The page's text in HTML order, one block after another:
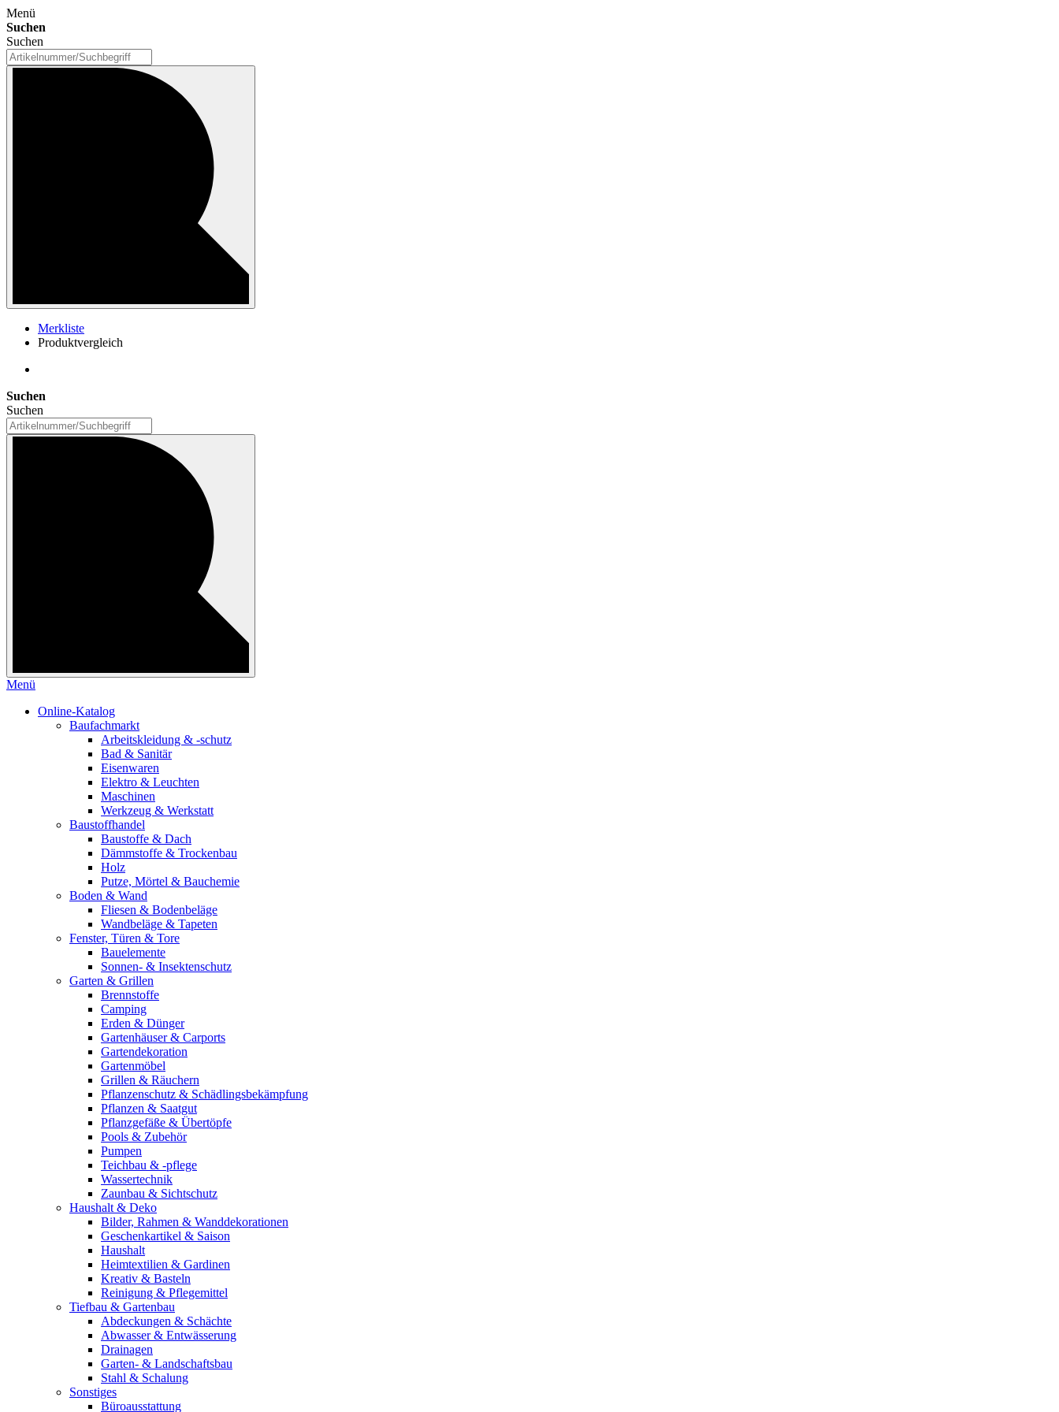
Menü
Suchen
Suchen
Merkliste
Produktvergleich
Suchen
Suchen
Menü
Online-Katalog
Baufachmarkt
Arbeitskleidung & -schutz
Bad & Sanitär
Eisenwaren
Elektro & Leuchten
Maschinen
Werkzeug & Werkstatt
Baustoffhandel
Baustoffe & Dach
Dämmstoffe & Trockenbau
Holz
Putze, Mörtel & Bauchemie
Boden & Wand
Fliesen & Bodenbeläge
Wandbeläge & Tapeten
Fenster, Türen & Tore
Bauelemente
Sonnen- & Insektenschutz
Garten & Grillen
Brennstoffe
Camping
Erden & Dünger
Gartenhäuser & Carports
Gartendekoration
Gartenmöbel
Grillen & Räuchern
Pflanzenschutz & Schädlingsbekämpfung
Pflanzen & Saatgut
Pflanzgefäße & Übertöpfe
Pools & Zubehör
Pumpen
Teichbau & -pflege
Wassertechnik
Zaunbau & Sichtschutz
Haushalt & Deko
Bilder, Rahmen & Wanddekorationen
Geschenkartikel & Saison
Haushalt
Heimtextilien & Gardinen
Kreativ & Basteln
Reinigung & Pflegemittel
Tiefbau & Gartenbau
Abdeckungen & Schächte
Abwasser & Entwässerung
Drainagen
Garten- & Landschaftsbau
Stahl & Schalung
Sonstiges
Büroausstattung